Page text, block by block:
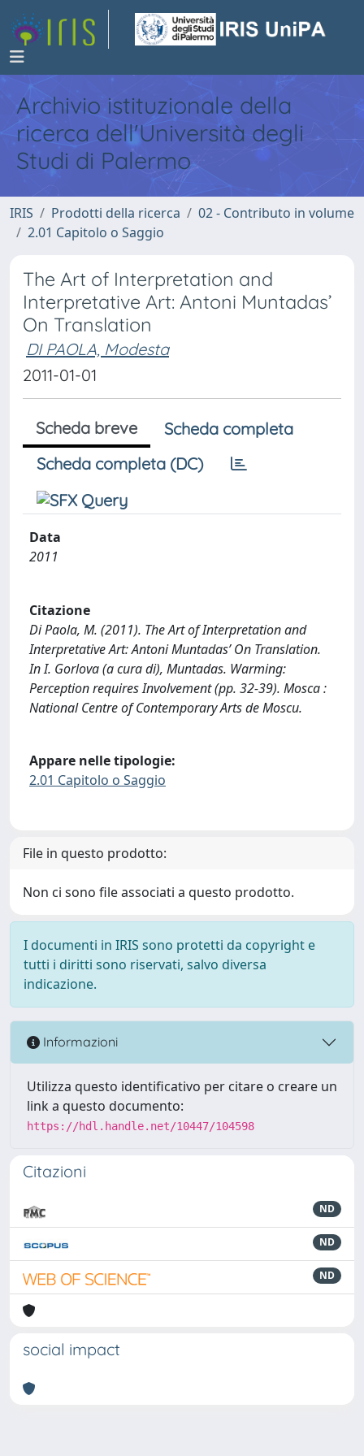
Archivio istituzionale della
ricerca dell'Università degli
Studi di Palermo
IRIS Prodotti della ricerca
02 - Contributo in volume
2.01 Capitolo o Saggio
The Art of Interpretation and
Interpretative Art: Antoni Muntadas’
On Translation
DI PAOLA, Modesta
2011-01-01
Scheda breve
Scheda completa
Scheda completa (DC)
Data
2011
Citazione
Di Paola, M. (2011). The Art of Interpretation and
Interpretative Art: Antoni Muntadas’ On Translation.
In I. Gorlova (a cura di), Muntadas. Warming:
Perception requires Involvement (pp. 32-39). Mosca :
National Centre of Contemporary Arts de Moscu.
Appare nelle tipologie:
2.01 Capitolo o Saggio
File in questo prodotto:
Non ci sono file associati a questo prodotto.
I documenti in IRIS sono protetti da copyright e
tutti i diritti sono riservati, salvo diversa
indicazione.
Informazioni
Utilizza questo identificativo per citare o creare un
link a questo documento:
https://hdl.handle.net/10447/104598
Citazioni
ND
ND
ND
social impact